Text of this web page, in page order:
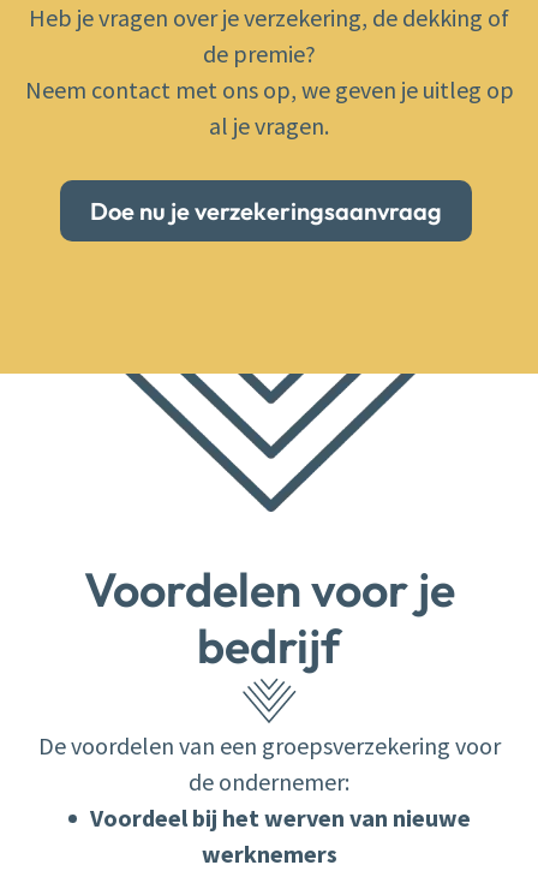
Heb je vragen over je verzekering, de dekking of
de premie?
Neem contact met ons op, we geven je uitleg op
al je vragen.
Doe nu je verzekeringsaanvraag
Voordelen voor je
bedrijf
De voordelen van een groepsverzekering voor
de ondernemer:
Voordeel bij het werven van nieuwe
werknemers